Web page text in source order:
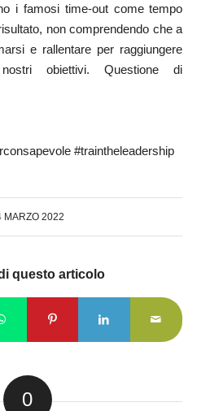
i famosi time-out come tempo
non comprendendo che a
e rallentare per raggiungere
obiettivi. Questione di
#traintheleadership
MARZO 2022
questo articolo
0